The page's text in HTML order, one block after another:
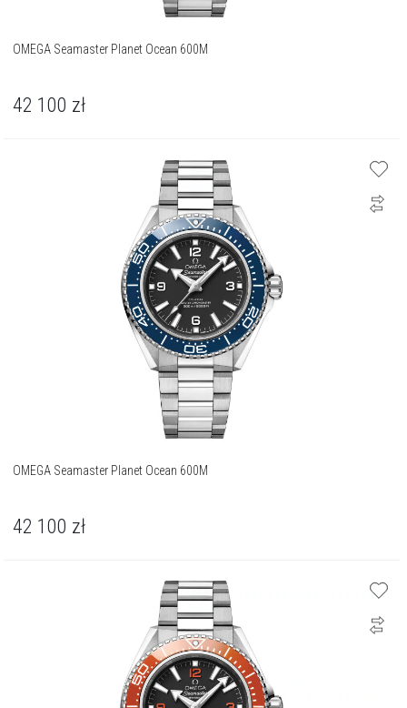
OMEGA Seamaster Planet Ocean 600M
42 100 zł
OMEGA Seamaster Planet Ocean 600M
42 100 zł